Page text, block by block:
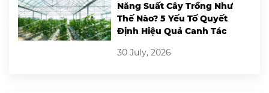
Năng Suất Cây Trồng Như
Thế Nào? 5 Yếu Tố Quyết
Định Hiệu Quả Canh Tác
30 July, 2026